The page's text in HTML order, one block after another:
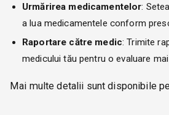
Urmărirea medicamentelor:
a lua medicamentele conform
Raportare către medic: Trimite
medicului tău pentru o evaluare
Mai multe detalii sunt disponibile